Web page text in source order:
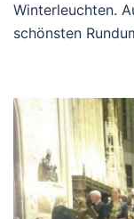
Winterleuchten.
schönsten